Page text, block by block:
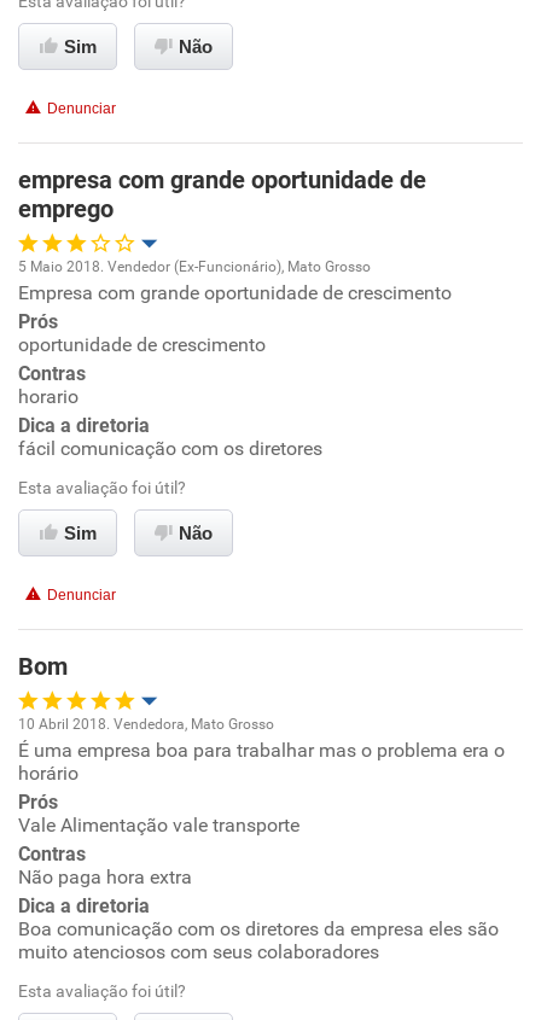
Ambiente de trabalho
Benefícios
Recomenda esta empresa
Recomenda a diretoria
Sim Não
Denunciar
empresa com grande oportunidade de
emprego
Oportunidade de promoção
Ambiente de trabalho
Conciliação com a vida familiar
Recomenda esta empresa
5 Maio 2018. Vendedor (Ex-Funcionário), Mato Grosso
Empresa com grande oportunidade de crescimento
Prós
oportunidade de crescimento
Contras
horario
Dica a diretoria
fácil comunicação com os diretores
Esta avaliação foi útil?
Sim Não
Denunciar
Bom
Oportunidade de promoção
Ambiente de trabalho
Conciliação com a vida familiar
Benefícios
Recomenda esta empresa
10 Abril 2018. Vendedora, Mato Grosso
É uma empresa boa para trabalhar mas o problema era o
horário
Prós
Vale Alimentação vale transporte
Contras
Não paga hora extra
Dica a diretoria
Boa comunicação com os diretores da empresa eles são
muito atenciosos com seus colaboradores
Esta avaliação foi útil?